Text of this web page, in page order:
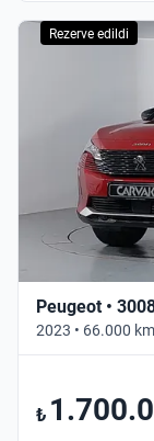
Rezerve edildi
Peugeot •
2023 • 66.000
₺